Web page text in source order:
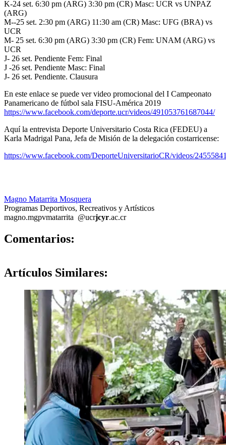
K-24 set. 6:30 pm (ARG) 3:30 pm (CR) Masc: UCR vs UNPAZ
(ARG)
M--25 set. 2:30 pm (ARG) 11:30 am (CR) Masc: UFG (BRA) vs
UCR
M- 25 set. 6:30 pm (ARG) 3:30 pm (CR) Fem: UNAM (ARG) vs
UCR
J- 26 set. Pendiente Fem: Final
J -26 set. Pendiente Masc: Final
J- 26 set. Pendiente. Clausura
En este enlace se puede ver video promocional del I Campeonato
Panamericano de fútbol sala FISU-América 2019
https://www.facebook.com/deporte.ucr/videos/491053761687044/
Aquí la entrevista Deporte Universitario Costa Rica (FEDEU) a
Karla Madrigal Pana, Jefa de Misión de la delegación costarricense:
https://www.facebook.com/DeporteUniversitarioCR/videos/
Magno Matarrita Mosquera
Programas Deportivos, Recreativos y Artísticos
magno.mgpvmatarrita @ucrjcyr.ac.cr
Comentarios:
Artículos Similares: